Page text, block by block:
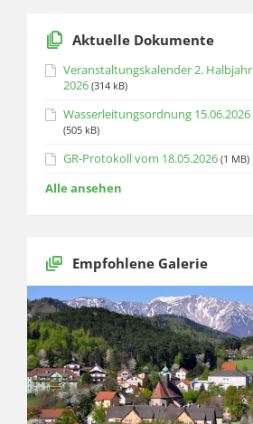
Aktuelle Dokumente
Veranstaltungskalender 2. Halbjahr
2026 (314 kB)
Wasserleitungsordnung 15.06.2026
(505 kB)
GR-Protokoll vom 18.05.2026 (1 MB)
Alle ansehen
Empfohlene Galerie